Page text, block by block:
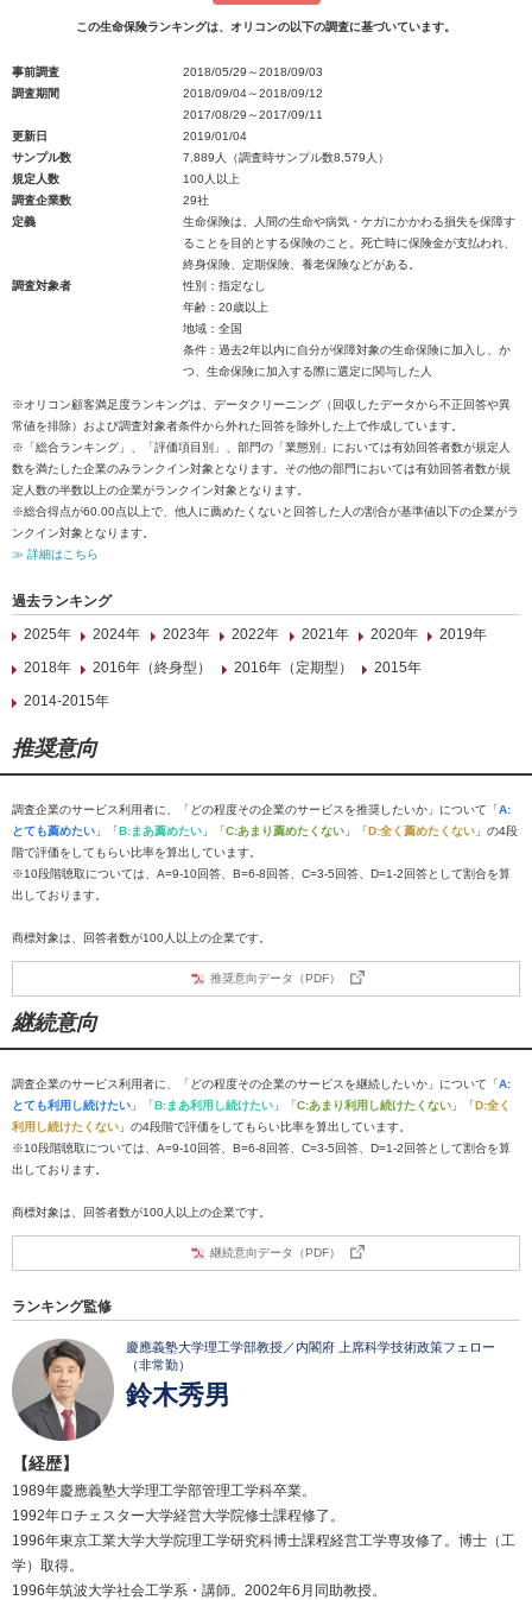
この生命保険ランキングは、オリコンの以下の調査に基づいています。
事前調査
2018/05/29～2018/09/03
調査期間
2018/09/04～2018/09/12
2017/08/29～2017/09/11
更新日
2019/01/04
サンプル数
7,889人（調査時サンプル数8,579人）
規定人数
100人以上
調査企業数
29社
定義
生命保険は、人間の生命や病気・ケガにかかわる損失を保障す
ることを目的とする保険のこと。死亡時に保険金が支払われ、
終身保険、定期保険、養老保険などがある。
調査対象者
性別：指定なし
年齢：20歳以上
地域：全国
条件：過去2年以内に自分が保障対象の生命保険に加入し、か
つ、生命保険に加入する際に選定に関与した人
※オリコン顧客満足度ランキングは、データクリーニング（回収したデータから不正回答や異
常値を排除）および調査対象者条件から外れた回答を除外した上で作成しています。
※「総合ランキング」、「評価項目別」、部門の「業態別」においては有効回答者数が規定人
数を満たした企業のみランクイン対象となります。その他の部門においては有効回答者数が規
定人数の半数以上の企業がランクイン対象となります。
※総合得点が60.00点以上で、他人に薦めたくないと回答した人の割合が基準値以下の企業がラ
ンクイン対象となります。
≫ 詳細はこちら
過去ランキング
2025年
2024年 2023年 2022年 2021年 2020年
2019年
2018年
2016年（終身型） 2016年（定期型）
2015年
2014-2015年
推奨意向
調査企業のサービス利用者に、「どの程度その企業のサービスを推奨したいか」について「A:
とても薦めたい 」「B:まあ薦めたい 」「C:あまり薦めたくない 」「D:全く薦めたくない 」の4段
階で評価をしてもらい比率を算出しています。
※10段階聴取については、A=9-10回答、B=6-8回答、C=3-5回答、D=1-2回答として割合を算
出しております。
商標対象は、回答者数が100人以上の企業です。
推奨意向データ（PDF）
継続意向
調査企業のサービス利用者に、「どの程度その企業のサービスを継続したいか」について「A:
とても利用し続けたい 」「B:まあ利用し続けたい 」「C:あまり利用し続けたくない 」「D:全く
利用し続けたくない 」の4段階で評価をしてもらい比率を算出しています。
※10段階聴取については、A=9-10回答、B=6-8回答、C=3-5回答、D=1-2回答として割合を算
出しております。
商標対象は、回答者数が100人以上の企業です。
継続意向データ（PDF）
ランキング監修
慶應義塾大学理工学部教授／内閣府 上席科学技術政策フェロー
（非常勤）
鈴木秀男
【経歴】
1989年慶應義塾大学理工学部管理工学科卒業。
1992年ロチェスター大学経営大学院修士課程修了。
1996年東京工業大学大学院理工学研究科博士課程経営工学専攻修了。博士（工
学）取得。
1996年筑波大学社会工学系・講師。2002年6月同助教授。